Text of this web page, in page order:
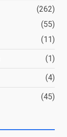
(262)
(55)
(11)
(1)
(4)
(45)